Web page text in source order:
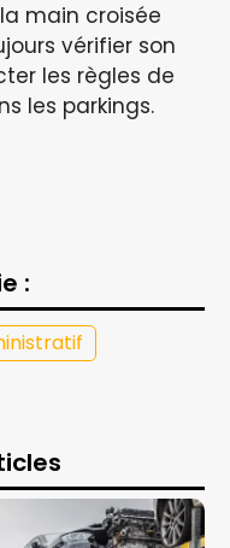
main croisée
vérifier son
les règles de
les parkings.
: